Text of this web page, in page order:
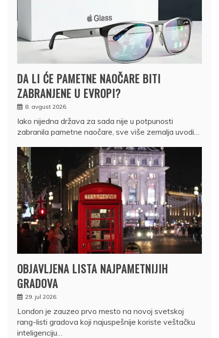
DA LI ĆE PAMETNE NAOČARE BITI
ZABRANJENE U EVROPI?
8. avgust 2026.
Iako nijedna država za sada nije u potpunosti
zabranila pametne naočare, sve više zemalja uvodi…
OBJAVLJENA LISTA NAJPAMETNIJIH
GRADOVA
29. jul 2026.
London je zauzeo prvo mesto na novoj svetskoj
rang-listi gradova koji najuspešnije koriste veštačku
inteligenciju…